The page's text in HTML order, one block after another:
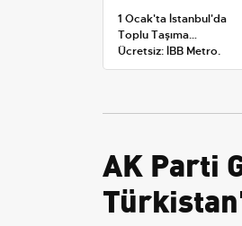
1 Ocak'ta İstanbul'da
Toplu Taşıma
Ücretsiz: İBB Metro,
Metrobüs ve Otobüs
AK Parti